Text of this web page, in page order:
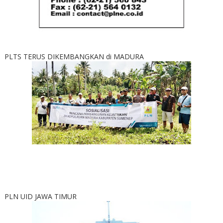
PLTS TERUS DIKEMBANGKAN di MADURA
PLN UID JAWA TIMUR